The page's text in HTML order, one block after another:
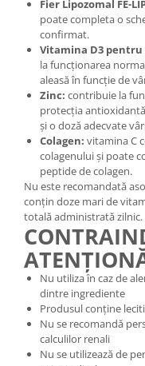
Fier Lipozomal FE-
poate completa o
confirmat.
Vitamina D3
la funcționarea
aleasă în funcție de
Zinc: contribuie la
protecția
și o doză adecvate
Colagen: vitamina C
colagenului și poate
peptide de colagen.
Nu este recomandată
conțin doze mari de
totală administrată zilnic.
Nu utiliza în caz de
dintre ingrediente
Produsul conține
Nu se recomandă
calculilor renali
Nu se utilizează de